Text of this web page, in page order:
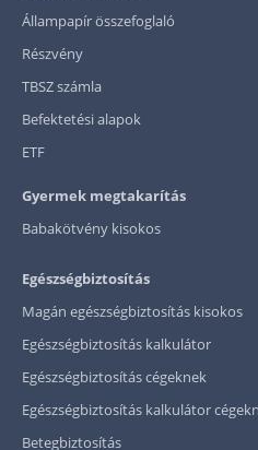
Állampapír összefoglaló
Részvény
TBSZ számla
Befektetési alapok
ETF
Gyermek megtakarítás
Babakötvény kisokos
Egészségbiztosítás
Magán egészségbiztosítás kisokos
Egészségbiztosítás kalkulátor
Egészségbiztosítás cégeknek
Egészségbiztosítás kalkulátor
Betegbiztosítás